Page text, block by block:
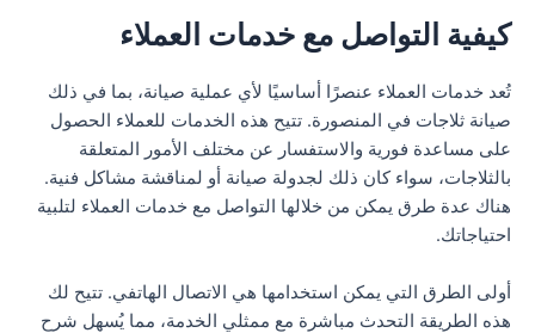
كيفية التواصل مع خدمات العملاء
تُعد خدمات العملاء عنصرًا أساسيًا لأي عملية صيانة، بما في ذلك
صيانة ثلاجات في المنصورة. تتيح هذه الخدمات للعملاء الحصول
على مساعدة فورية والاستفسار عن مختلف الأمور المتعلقة
بالثلاجات، سواء كان ذلك لجدولة صيانة أو لمناقشة مشاكل فنية.
هناك عدة طرق يمكن من خلالها التواصل مع خدمات العملاء لتلبية
احتياجاتك.
أولى الطرق التي يمكن استخدامها هي الاتصال الهاتفي. تتيح لك
هذه الطريقة التحدث مباشرة مع ممثلي الخدمة، مما يُسهل شرح